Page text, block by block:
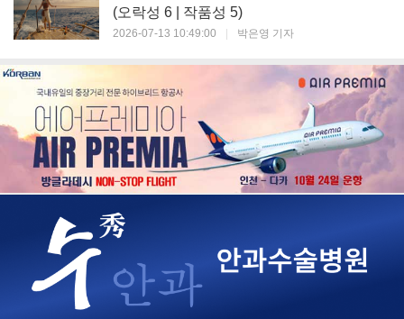
(오락성 6 | 작품성 5)
2026-07-13 10:49:00 박은영 기자